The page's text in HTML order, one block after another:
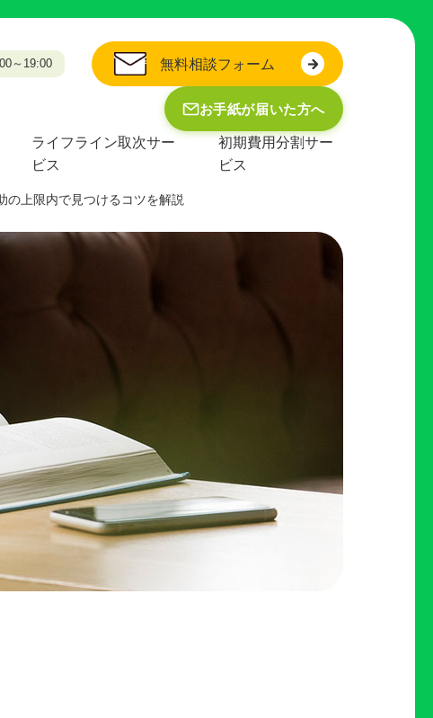
～19:00 無料相談フォーム
お手紙が届いた方へ
ライフライン取次サー
ビス
初期費用分割サー
ビス
上限内で見つけるコツを解説